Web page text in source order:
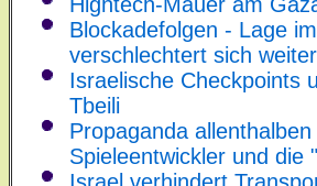
Hightech-Mauer am
Blockadefolgen - Lage
verschlechtert sich weiter
Israelische Checkpoints
Tbeili
Propaganda
Spieleentwickler und die